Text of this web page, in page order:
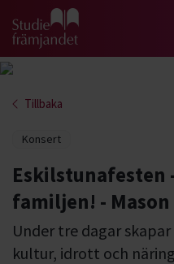
Gå till studiefrämjandets
Tillbaka
Konsert
Eskilstunafesten
familjen! - Mason
Under tre dagar
kultur, idrott och